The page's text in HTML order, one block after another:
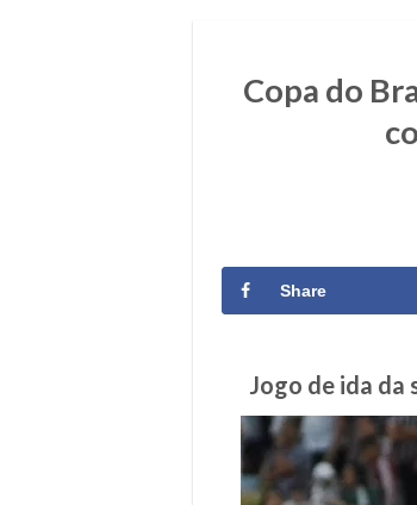
Copa do
Share
Jogo de ida